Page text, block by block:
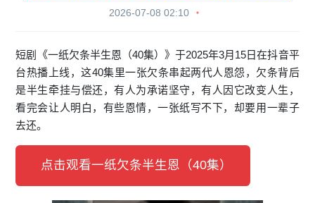
2026-07-08 02:10
短剧《一纸欠条半生恩（40集）》于2025年3月15日在抖音平
台热播上线，这40集里一张欠条串起两代人恩怨，欠条背后
是半生牵挂与偿还，有人为承诺坚守，有人因它改变人生，
看完会让人明白，有些恩情，一张纸写不下，却要用一辈子
去还。
点击观看一纸欠条半生恩（40集）